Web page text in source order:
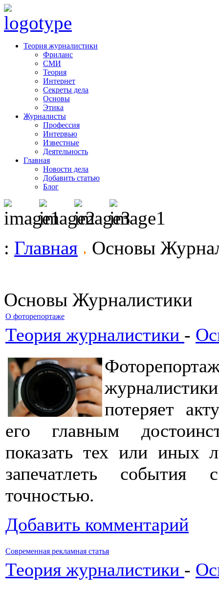
Теория журналистики
Фриланс
СМИ
Теория
Интернет
Секреты дела
Основы
Этика
Журналисты
Профессия
Интервью
Известные
Деятельность
Главная
Новости дела
Добавить статью
Блог
: Главная Основы
Основы Журналистики
О фоторепортаже
Теория журналистики -
потеряет
его главным
показать тех или иных
запечатлеть события
точностью.
Добавить комментарий
Современная рекламная статья
Теория журналистики -